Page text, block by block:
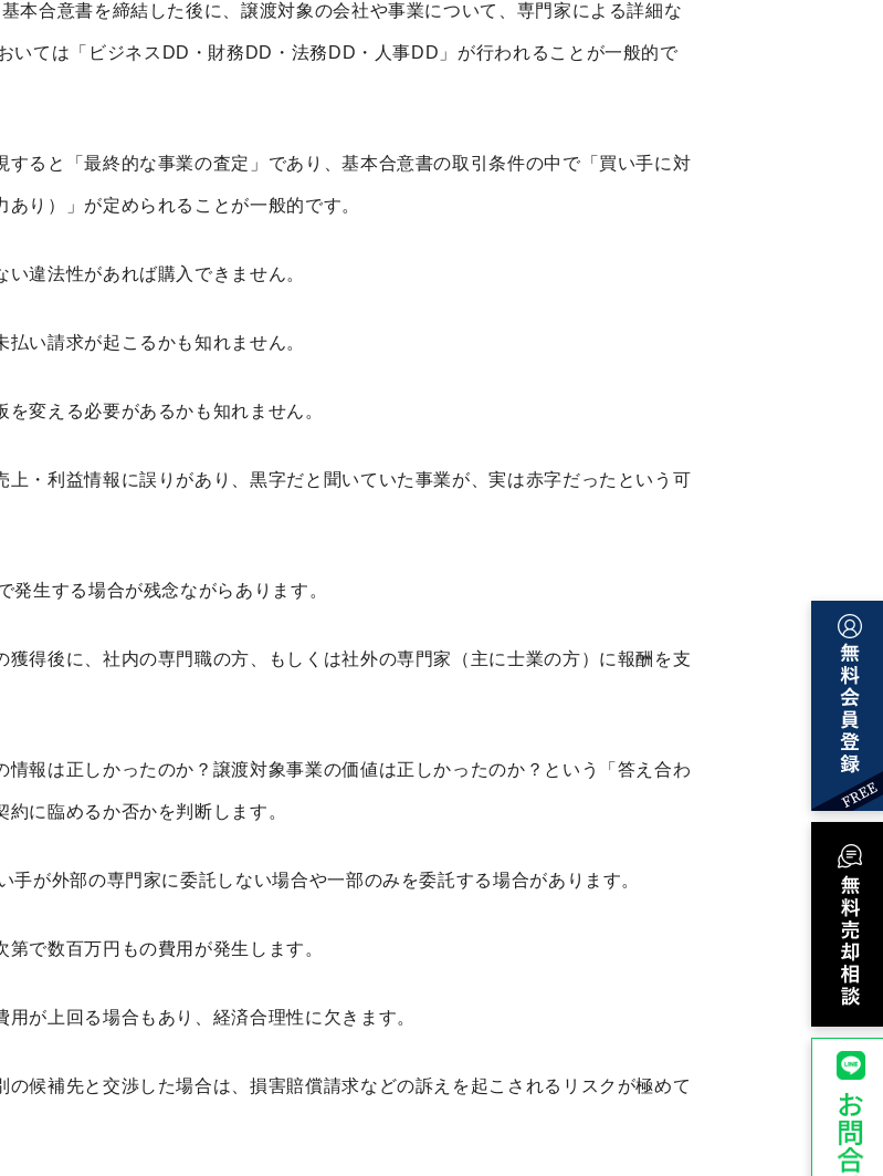
本合意書を締結した後に、譲渡対象の会社や事業について、専門家による詳細な
いては「ビジネス DD ・財務 DD ・法務 DD ・人事DD 」が行われることが一般的で
ると「最終的な事業の査定」であり、基本合意書の取引条件の中で「買い手に対
り）」が定められることが一般的です。
違法性があれば購入できません。
い請求が起こるかも知れません。
変える必要があるかも知れません。
・利益情報に誤りがあり、黒字だと聞いていた事業が、実は赤字だったという可
発生する場合が残念ながらあります。
得後に、社内の専門職の方、もしくは社外の専門家（主に士業の方）に報酬を支
報は正しかったのか？譲渡対象事業の価値は正しかったのか？という「答え合わ
に臨めるか否かを判断します。
手が外部の専門家に委託しない場合や一部のみを委託する場合があります。
で数百万円もの費用が発生します。
が上回る場合もあり、経済合理性に欠きます。
候補先と交渉した場合は、損害賠償請求などの訴えを起こされるリスクが極めて